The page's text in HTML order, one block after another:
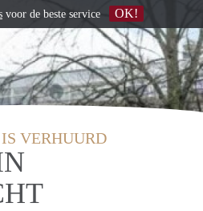
VERHUURD
voor de beste service OK!